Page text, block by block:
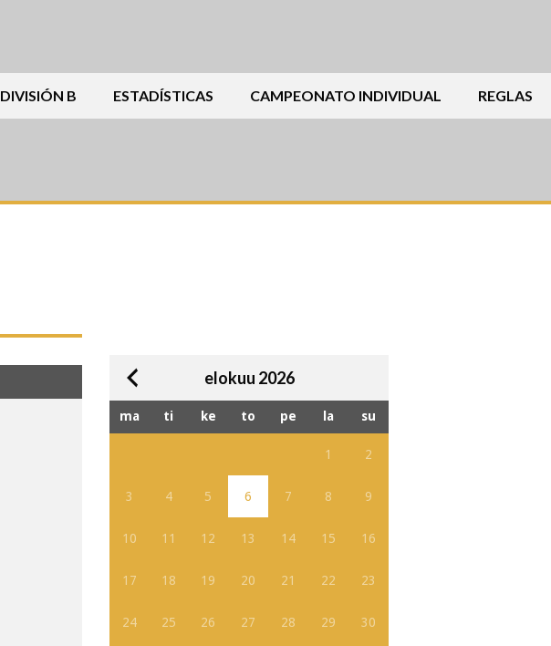
DIVISIÓN B ESTADÍSTICAS CAMPEONATO INDIVIDUAL REGLAS
elokuu 2026
ma ti ke to pe la su
1 2
3 4 5 6 7 8 9
10 11 12 13 14 15 16
17 18 19 20 21 22 23
24 25 26 27 28 29 30